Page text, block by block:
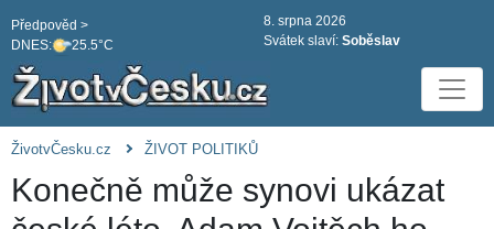
DNES: 25.5°C
Předpověd >
8. srpna 2026
Svátek slaví: Soběslav
ŽivotvČesku.cz ŽIVOT POLITIKŮ
Konečně může synovi ukázat